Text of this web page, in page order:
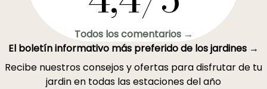
Todos los comentarios →
El boletín informativo más preferido de los jardines →
Recibe nuestros consejos y ofertas para disfrutar de tu
jardin en todas las estaciones del año